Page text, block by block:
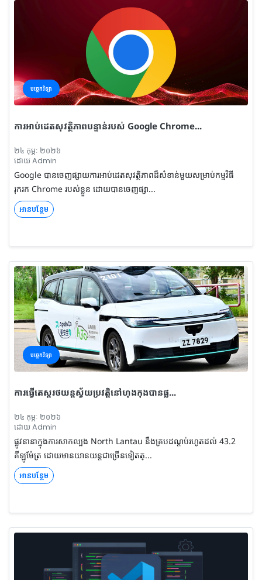
បច្ចេកវិទ្យា
ការអាប់ដេតសុវត្ថិភាពបន្ទាន់របស់ Google Chrome...
២៤ កុម្ភៈ ២០២៦
ដោយ Admin
Google បានចេញផ្សាយការអាប់ដេតសុវត្ថិភាពដ៏សំខាន់មួយសម្រាប់កម្មវិធី
រុករក Chrome របស់ខ្លួន ដោយបានចេញផ្សា...
អានបន្ថែម
បច្ចេកវិទ្យា
ការធ្វើតេស្តរថយន្តស្វ័យប្រវត្តិនៅហុងកុងបានផ្ល...
២៤ កុម្ភៈ ២០២៦
ដោយ Admin
ផ្លូវនានាក្នុងការសាកល្បង North Lantau នឹងគ្របដណ្តប់រហូតដល់ 43.2
គីឡូម៉ែត្រ ដោយមានយានយន្តជាច្រើនទៀតត្...
អានបន្ថែម